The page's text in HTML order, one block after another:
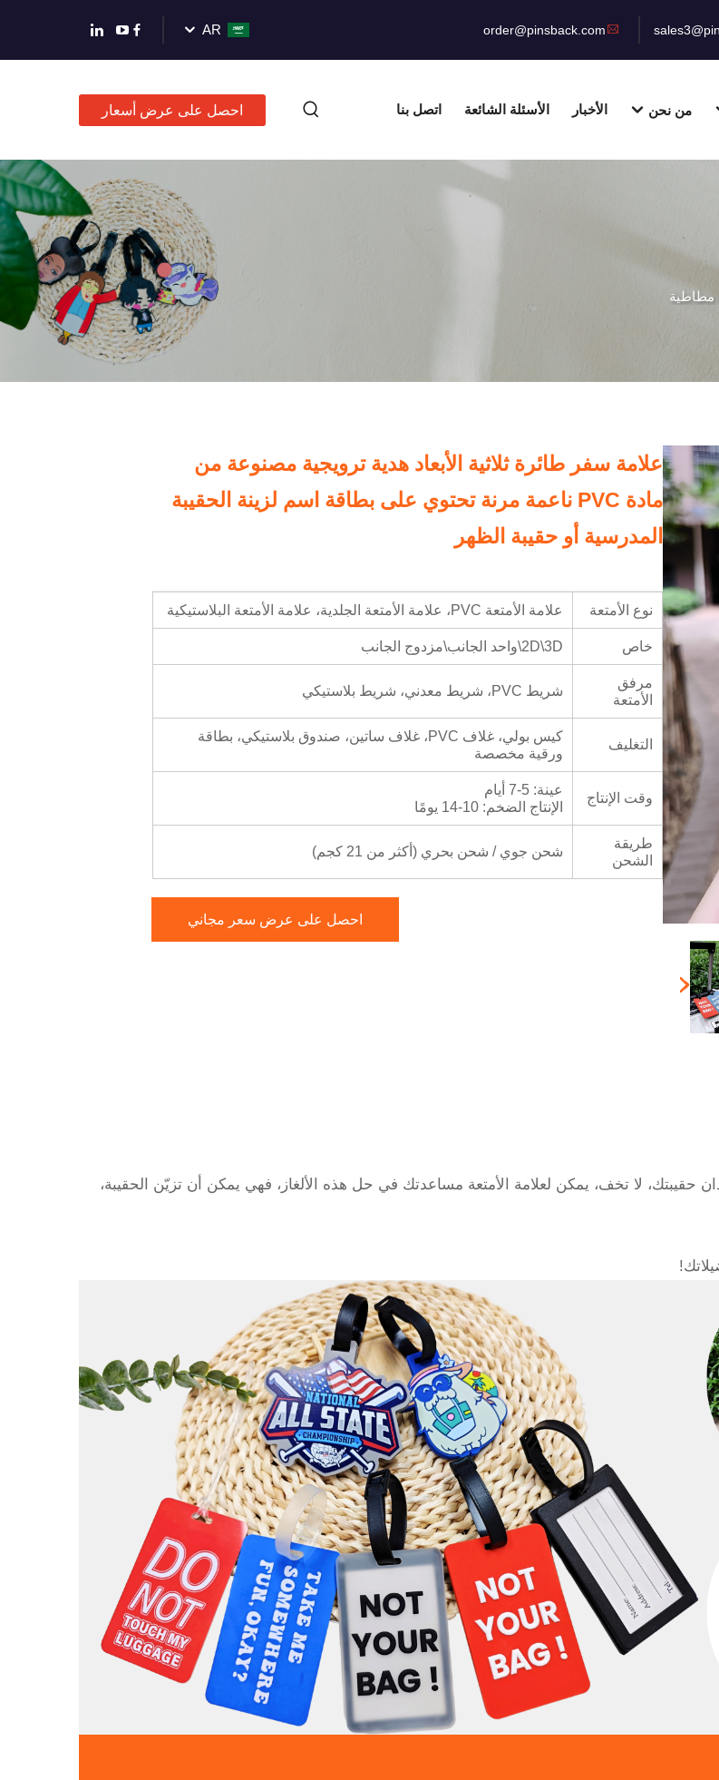
order@pinsback.com
AR
من نحن الأخبار الأسئلة الشائعة اتصل بنا احصل على عرض أسعار
علامة سفر طائرة ثلاثية الأبعاد هدية ترويجية مصنوعة من
مادة PVC ناعمة مرنة تحتوي على بطاقة اسم لزينة الحقيبة
المدرسية أو حقيبة الظهر
نوع الأمتعة علامة الأمتعة PVC، علامة الأمتعة الجلدية، علامة الأمتعة البلاستيكية
خاص 2D\3D\واحد الجانب\مزدوج الجانب
مرفق
الأمتعة
شريط PVC، شريط معدني، شريط بلاستيكي
التغليف
كيس بولي، غلاف PVC، غلاف ساتين، صندوق بلاستيكي، بطاقة
ورقية مخصصة
وقت الإنتاج
عينة: 5-7 أيام
الإنتاج الضخم: 10-14 يومًا
طريقة
الشحن
شحن جوي / شحن بحري (أكثر من 21 كجم)
احصل على عرض سعر مجاني
حقيبتك، لا تخف، يمكن لعلامة الأمتعة مساعدتك في حل هذه الألغاز، فهي يمكن أن تزيّن الحقيبة،